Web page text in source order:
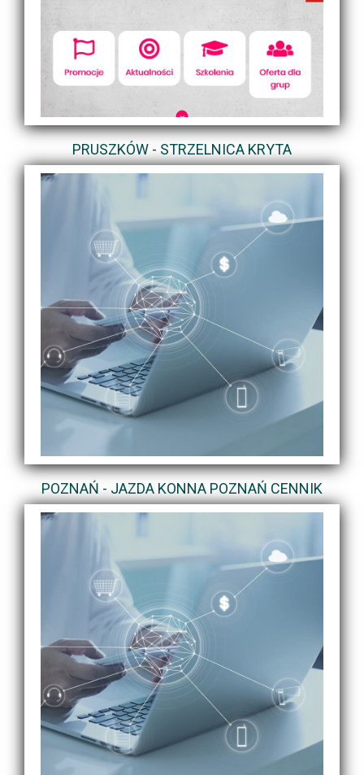
PRUSZKÓW - STRZELNICA KRYTA
POZNAŃ - JAZDA KONNA POZNAŃ CENNIK